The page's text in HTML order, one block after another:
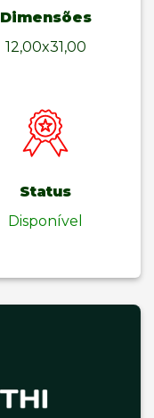
Dimensões
12,00x31,00
Status
Disponível